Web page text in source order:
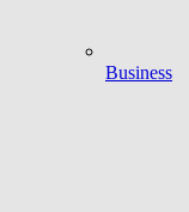
Business